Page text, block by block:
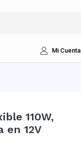
Mi Cuenta
110W,
en 12V